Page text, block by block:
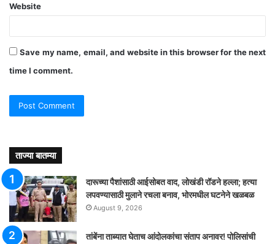
Website
Save my name, email, and website in this browser for the next
time I comment.
ताज्या बातम्या
दारूच्या पैशांसाठी आईसोबत वाद, लोखंडी रॉडने हल्ला; हत्या
लपवण्यासाठी मुलाने रचला बनाव, भोरमधील घटनेने खळबळ
August 9, 2026
तांबेंना ताब्यात घेताच आंदोलकांचा संताप अनावर! पोलिसांची